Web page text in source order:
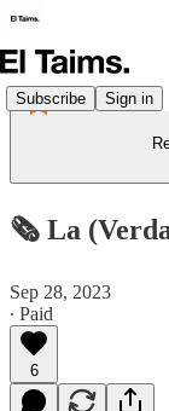
Subscribe Sign in
🗞️ La
Sep 28, 2023
∙ Paid
6